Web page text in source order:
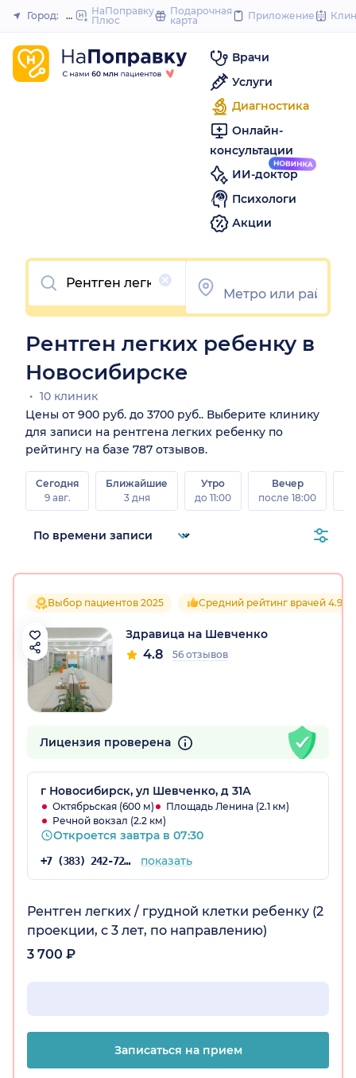
to
Закрыть
Город: Новосибирск
НаПоправку
Плюс
Подарочная
карта
Приложение
Врачи
Услуги
Диагностика
Онлайн-
консультации
ИИ-доктор
Психологи
Акции
Очистить
Рентген легких ребенку в
Новосибирске
10 клиник
Цены от 900 руб. до 3700 руб.. Выберите клинику
для записи на рентгена легких ребенку по
рейтингу на базе 787 отзывов.
Сегодня
9 авг.
Ближайшие
3 дня
Утро
до 11:00
Вечер
после 18:00
Выбор пациентов 2025 Средний рейтинг врачей 4.9
Здравица на Шевченко
4.8 56 отзывов
Лицензия проверена
г Новосибирск, ул Шевченко, д 31А
Октябрьская (600 м)
Площадь Ленина (2.1 км)
Речной вокзал (2.2 км)
Откроется завтра в 07:30
+7 (383) 242-72-53 показать
Рентген легких / грудной клетки ребенку (2
проекции, с 3 лет, по направлению)
3 700 ₽
Записаться на прием